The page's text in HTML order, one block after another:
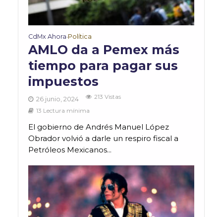
CdMx Ahora•Política
AMLO da a Pemex más
tiempo para pagar sus
impuestos
26 junio, 2024
213 Vistas
13 Lectura mínima
El gobierno de Andrés Manuel López
Obrador volvió a darle un respiro fiscal a
Petróleos Mexicanos...